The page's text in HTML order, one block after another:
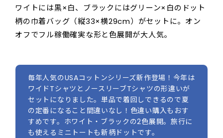
ワイトには黒×白、ブラックにはグリーン×白のドット
柄の巾着バッグ（縦33×横29cm）がセットに。オン
オフでフル稼働確実な形と色展開が大人気。
毎年人気のUSAコットンシリーズ新作登場！今年は
ワイドTシャツとノースリーブTシャツの形違いが
セットになりました。単品で着回しできるので夏
の定番になること間違いなし！色違い購入もおす
すめです。ホワイト・ブラックの2色展開。旅行に
も使えるミニトートも新柄ドットです。